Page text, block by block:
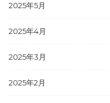
2025年5月
2025年4月
2025年3月
2025年2月